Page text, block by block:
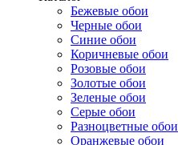
Бежевые обои
Черные обои
Синие обои
Коричневые обои
Розовые обои
Золотые обои
Зеленые обои
Серые обои
Разноцветные обои
Оранжевые обои